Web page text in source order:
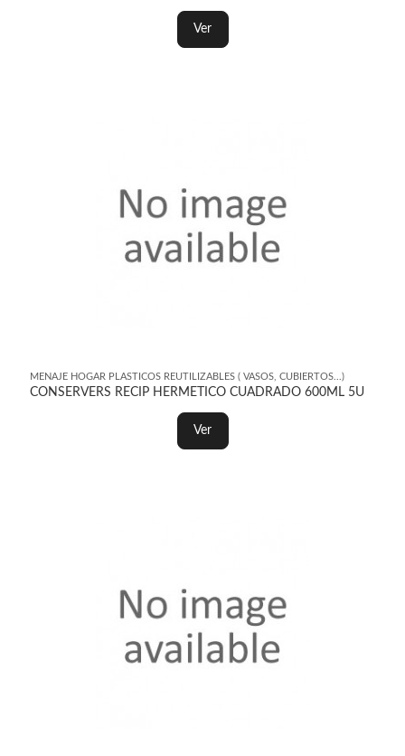
Ver
MENAJE HOGAR PLASTICOS REUTILIZABLES ( VASOS, CUBIERTOS...)
CONSERVERS RECIP HERMETICO CUADRADO 600ML 5U
Ver